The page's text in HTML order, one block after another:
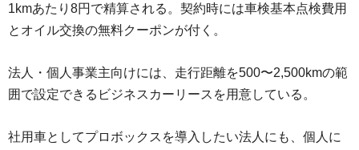
1kmあたり8円で精算される。契約時には車検基本点検費用
とオイル交換の無料クーポンが付く。
法人・個人事業主向けには、走行距離を500〜2,500kmの範
囲で設定できるビジネスカーリースを用意している。
社用車としてプロボックスを導入したい法人にも、個人に